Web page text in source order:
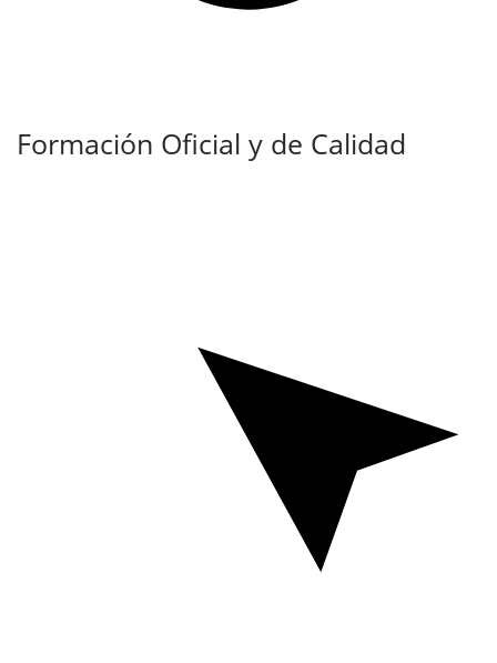
Formación Oficial y de Calidad